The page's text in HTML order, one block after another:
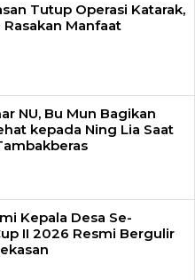
Tutup Operasi Katarak,
Manfaat
NU, Bu Mun Bagikan
kepada Ning Lia Saat
Kepala Desa Se-
II 2026 Resmi Bergulir